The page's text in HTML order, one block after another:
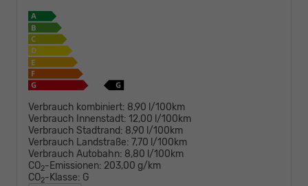
Verbrauch kombiniert: 8,90 l/100km
Verbrauch Innenstadt: 12,00 l/100km
Verbrauch Stadtrand: 8,90 l/100km
Verbrauch Landstraße: 7,70 l/100km
Verbrauch Autobahn: 8,80 l/100km
CO2-Emissionen: 203,00 g/km
CO2-Klasse: G